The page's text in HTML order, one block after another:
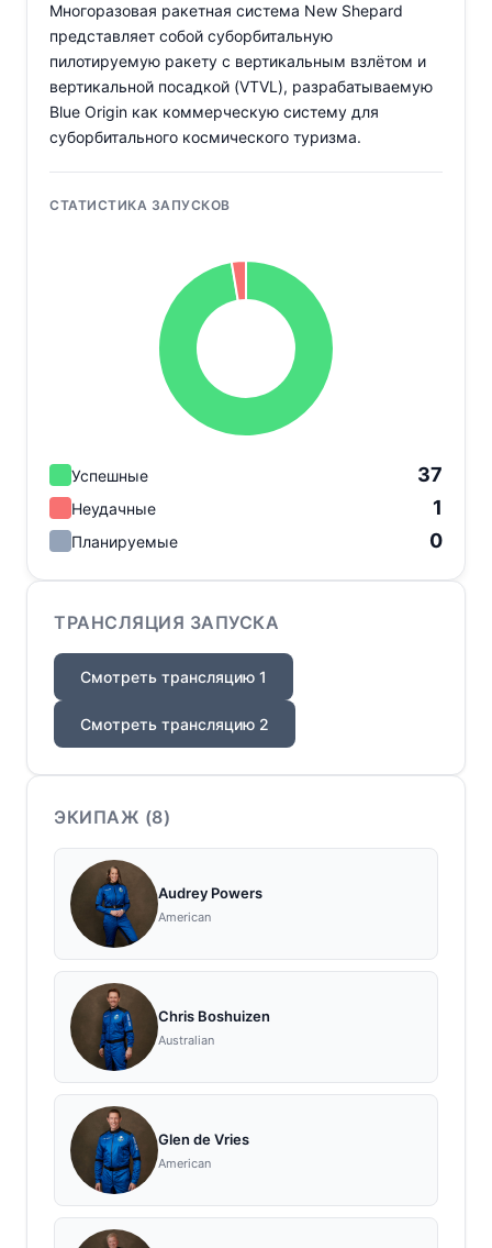
Многоразовая ракетная система New Shepard
представляет собой суборбитальную
пилотируемую ракету с вертикальным взлётом и
вертикальной посадкой (VTVL), разрабатываемую
Blue Origin как коммерческую систему для
суборбитального космического туризма.
СТАТИСТИКА ЗАПУСКОВ
Успешные 37
Неудачные 1
Планируемые 0
ТРАНСЛЯЦИЯ ЗАПУСКА
Смотреть трансляцию 1
Смотреть трансляцию 2
ЭКИПАЖ (8)
Audrey Powers
American
Chris Boshuizen
Australian
Glen de Vries
American